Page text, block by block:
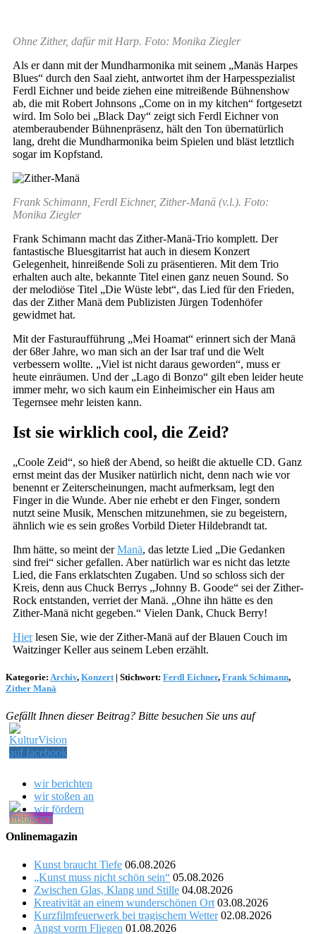
Ohne Zither, dafür mit Harp. Foto: Monika Ziegler
Als er dann mit der Mundharmonika mit seinem „Manäs Harpes
Blues“ durch den Saal zieht, antwortet ihm der Harpesspezialist
Ferdl Eichner und beide ziehen eine mitreißende Bühnenshow
ab, die mit Robert Johnsons „Come on in my kitchen“ fortgesetzt
wird. Im Solo bei „Black Day“ zeigt sich Ferdl Eichner von
atemberaubender Bühnenpräsenz, hält den Ton übernatürlich
lang, dreht die Mundharmonika beim Spielen und bläst letztlich
sogar im Kopfstand.
Frank Schimann, Ferdl Eichner, Zither-Manä (v.l.). Foto:
Monika Ziegler
Frank Schimann macht das Zither-Manä-Trio komplett. Der
fantastische Bluesgitarrist hat auch in diesem Konzert
Gelegenheit, hinreißende Soli zu präsentieren. Mit dem Trio
erhalten auch alte, bekannte Titel einen ganz neuen Sound. So
der melodiöse Titel „Die Wüste lebt“, das Lied für den Frieden,
das der Zither Manä dem Publizisten Jürgen Todenhöfer
gewidmet hat.
Mit der Fasturaufführung „Mei Hoamat“ erinnert sich der Manä
der 68er Jahre, wo man sich an der Isar traf und die Welt
verbessern wollte. „Viel ist nicht daraus geworden“, muss er
heute einräumen. Und der „Lago di Bonzo“ gilt eben leider heute
immer mehr, wo sich kaum ein Einheimischer ein Haus am
Tegernsee mehr leisten kann.
Ist sie wirklich cool, die Zeid?
„Coole Zeid“, so hieß der Abend, so heißt die aktuelle CD. Ganz
ernst meint das der Musiker natürlich nicht, denn nach wie vor
benennt er Zeiterscheinungen, macht aufmerksam, legt den
Finger in die Wunde. Aber nie erhebt er den Finger, sondern
nutzt seine Musik, Menschen mitzunehmen, sie zu begeistern,
ähnlich wie es sein großes Vorbild Dieter Hildebrandt tat.
Ihm hätte, so meint derManä, das letzte Lied „Die Gedanken
sind frei“ sicher gefallen. Aber natürlich war es nicht das letzte
Lied, die Fans erklatschten Zugaben. Und so schloss sich der
Kreis, denn aus Chuck Berrys „Johnny B. Goode“ sei der Zither-
Rock entstanden, verriet der Manä. „Ohne ihn hätte es den
Zither-Manä nicht gegeben.“ Vielen Dank, Chuck Berry!
Hierlesen Sie, wie der Zither-Manä auf der Blauen Couch im
Waitzinger Keller aus seinem Leben erzählt.
Kategorie: Archiv, Konzert | Stichwort: Ferdl Eichner, Frank Schimann,
Zither Manä
Gefällt Ihnen dieser Beitrag? Bitte besuchen Sie uns auf
wir berichten
wir stoßen an
wir fördern
Onlinemagazin
Kunst braucht Tiefe 06.08.2026
„Kunst muss nicht schön sein“ 05.08.2026
Zwischen Glas, Klang und Stille 04.08.2026
Kreativität an einem wunderschönen Ort 03.08.2026
Kurzfilmfeuerwerk bei tragischem Wetter 02.08.2026
Angst vorm Fliegen 01.08.2026